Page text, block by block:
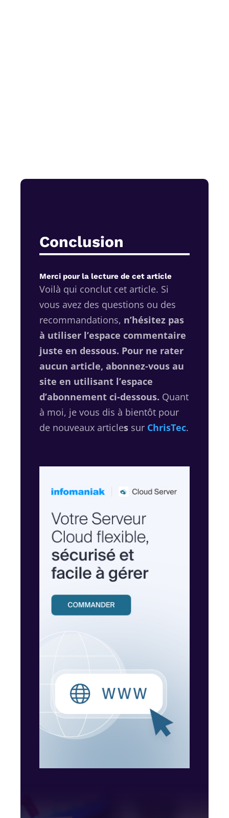
Conclusion
Merci pour la lecture de cet article
Voilà qui conclut cet article. Si
vous avez des questions ou des
recommandations, n’hésitez pas
à utiliser l’espace commentaire
juste en dessous. Pour ne rater
aucun article, abonnez-vous au
site en utilisant l’espace
d’abonnement ci-dessous. Quant
à moi, je vous dis à bientôt pour
de nouveaux articles sur ChrisTec.